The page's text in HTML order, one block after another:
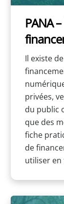
PANA
Il existe
privées,
du public
que des
fiche
de
utiliser